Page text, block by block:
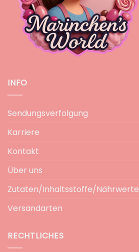
INFO
Sendungsverfolgung
Karriere
Kontakt
Über uns
Zutaten/Inhaltsstoffe/Nährwerte
Versandarten
RECHTLICHES